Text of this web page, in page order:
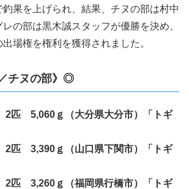
釣果を上げられ、結果、チヌの部は村中
の部は黒木誠スタッフが優勝を決め、
場権を権利を獲得されました。
チヌの部》◎
匹 5,060ｇ（大分県大分市）「トギ
匹 3,390ｇ（山口県下関市）「トギ
匹 3,260ｇ（福岡県行橋市）「トギ